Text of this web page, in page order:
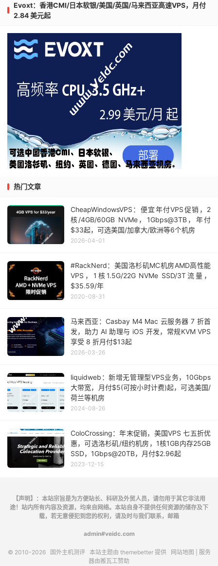
Evoxt：香港CMI/日本软银/美国/英国/马来西亚高速VPS，月付
2.84 美元起
热门文章
CheapWindowsVPS：便宜年付VPS促销，2
核/4GB/60GB NVMe，1Gbps@3TB，年付
$33起，可选美国/加拿大/欧洲等6个机房
2026-04-01
#RackNerd：美国洛杉矶MC机房AMD高性能
VPS，1核1.5G/22G NVMe SSD/3T流量，
$35.59/年
2020-08-31
马来西亚：Casbay M4 Mac 云服务器 7 折首
发，助力 AI 助理与 iOS 开发，常规KVM VPS
享受 8 折月付$13起
2026-03-26
liquidweb：新增无管理型VPS业务，10Gbps
大带宽，月付$5(可按小时计费)起，可选美国/
荷兰等机房
2024-08-26
ColoCrossing：年末促销，美国VPS 七五折优
惠，可选洛杉矶/纽约机房，1核1GB内存25GB
SSD，1Gbps@20TB，月付$2.96起
2023-12-15
【声明】：本站宗旨是为方便站长、科研及外贸人员，请勿用于其它非法用
途！站内所有内容及资源，均来自网络。本站自身不提供任何资源的储存及下
载，若无意侵犯到您的权利，请及时与我们联系，邮箱
admin#veidc.com
© 2010-2026 国外主机测评本站主题由 themebetter提供 网站地图 | 服务
器由搬瓦工赞助